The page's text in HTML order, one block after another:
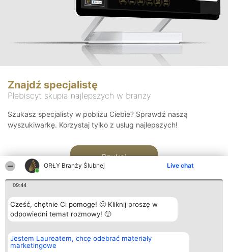
ORŁY Branży Ślubnej Live chat
09:44
Cześć, chętnie Ci pomogę! 🙂 Kliknij proszę w
odpowiedni temat rozmowy! 🙂
Jestem Laureatem, chcę odebrać materiały
marketingowe
Znajdź specjalistę
Plebiscyt skupia najlepszych w branży
Szukasz specjalisty w pobliżu Ciebie? Sprawdź naszą
wyszukiwarkę. Korzystaj tylko z usług najlepszych!
Szukaj
Organizator plebiscytu
Bright Side Solutions sp. z o.
o. sp. k.
Plebiscyt
Laureaci
Kontakt
Kontakt